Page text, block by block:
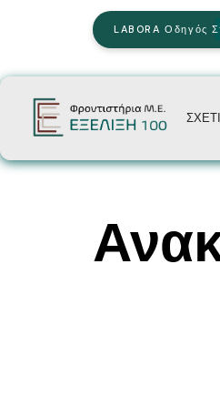
LABORA Οδηγός